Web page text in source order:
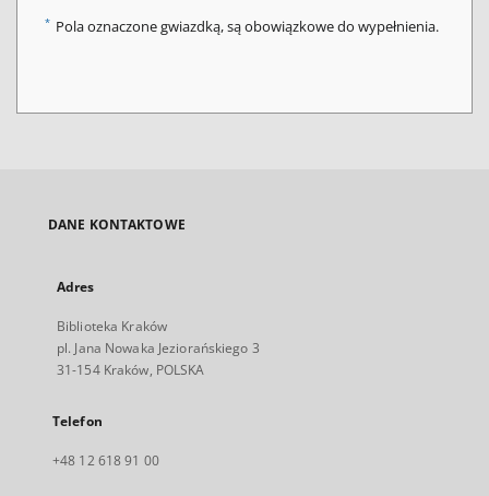
* Pola oznaczone gwiazdką, są obowiązkowe do wypełnienia.
DANE KONTAKTOWE
Adres
Biblioteka Kraków
pl. Jana Nowaka Jeziorańskiego 3
31-154 Kraków, POLSKA
Telefon
+48 12 618 91 00